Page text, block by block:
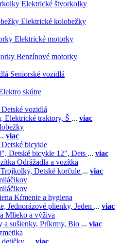
Elektrické štvorkolky
Elektrické kolobežky
Elektrické motorky
Benzínové motorky
Seniorské vozidlá
skútre
Detské vozidlá
Elektrické traktory, Š ... viac
viac
Detské bicykle
Detské bicykle 12", Dets ... viac
Odrážadla a vozítka
Trojkolky, Detské korčule ... viac
Kŕmenie a hygiena
Jednorázové plienky, Jeden ... viac
Mlieko a výživa
a sušienky, Príkrmy, Bio ... viac
detičky, ... viac